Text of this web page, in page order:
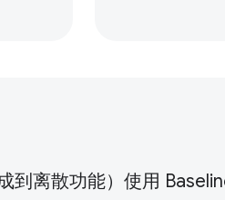
到离散功能）使用